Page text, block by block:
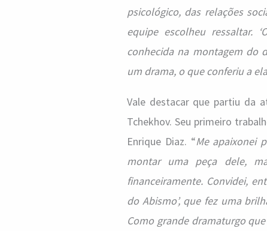
psicológico, das relações
equipe escolheu ressaltar.
conhecida na montagem do
um drama, o que conferiu a
Vale destacar que partiu da
Tchekhov. Seu primeiro
Enrique Diaz. “Me apaixonei
montar uma peça dele,
financeiramente. Convidei,
do Abismo’, que fez uma
Como grande dramaturgo